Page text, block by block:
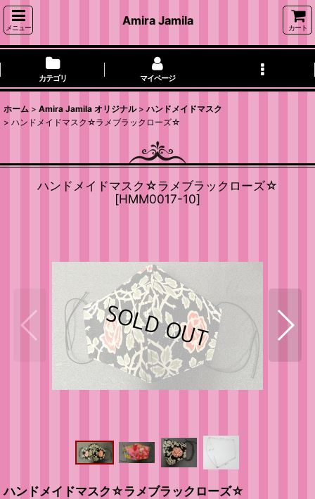
メニュー
Amira Jamila
カート
カテゴリ マイページ
ホーム > Amira Jamila オリジナル > ハンドメイドマスク
> ハンドメイドマスク☆ラメブラックローズ☆
ハンドメイドマスク☆ラメブラックローズ☆
[HMM0017-10]
ハンドメイドマスク☆ラメブラックローズ☆